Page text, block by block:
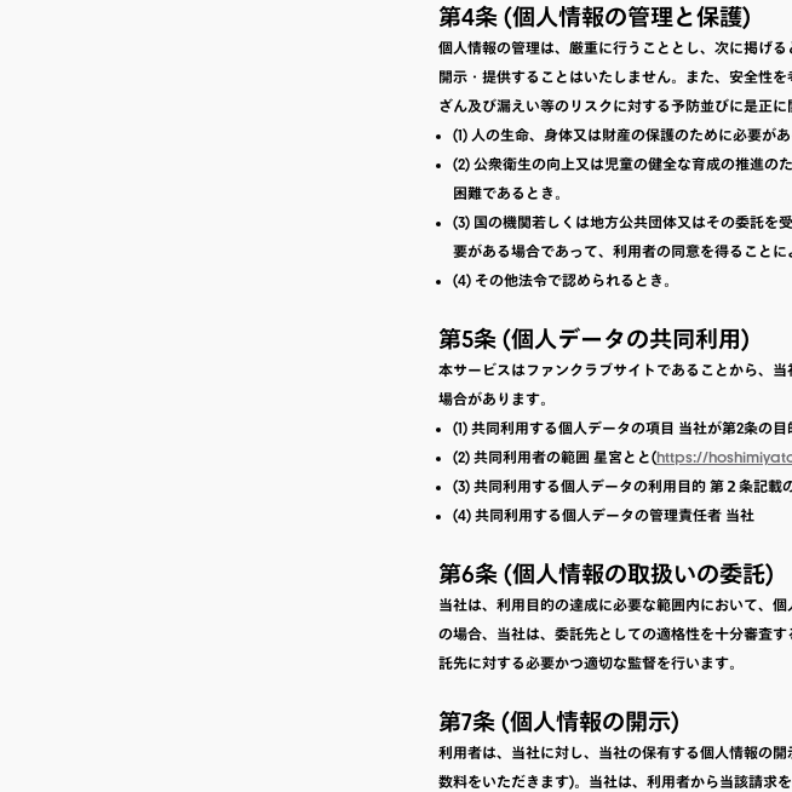
第4条 (個人情報の管理と保護)
個人情報の管理は、厳重に行うこととし、次に掲げ
開示・提供することはいたしません。また、安全性
ざん及び漏えい等のリスクに対する予防並びに是正に
(1) 人の生命、身体又は財産の保護のために必要が
(2) 公衆衛生の向上又は児童の健全な育成の推進の
困難であるとき。
(3) 国の機関若しくは地方公共団体又はその委託を
要がある場合であって、利用者の同意を得ること
(4) その他法令で認められるとき。
第5条 (個人データの共同利用)
本サービスはファンクラブサイトであることから、
場合があります。
(1) 共同利用する個人データの項目 当社が第2条の
(2) 共同利用者の範囲 星宮とと(https://
(3) 共同利用する個人データの利用目的 第２条記載
(4) 共同利用する個人データの管理責任者 当社
第6条 (個人情報の取扱いの委託)
当社は、利用目的の達成に必要な範囲内において、
の場合、当社は、委託先としての適格性を十分審査
託先に対する必要かつ適切な監督を行います。
第7条 (個人情報の開示)
利用者は、当社に対し、当社の保有する個人情報の
数料をいただきます)。当社は、利用者から当該請求